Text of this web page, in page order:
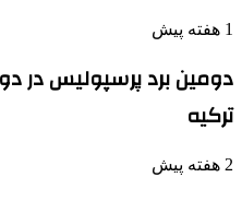
1 هفته پیش
دومین برد پرسپولیس در
ترکیه
2 هفته پیش